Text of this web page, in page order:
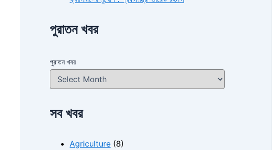
পুরাতন খবর
পুরাতন খবর
সব খবর
Agriculture (8)